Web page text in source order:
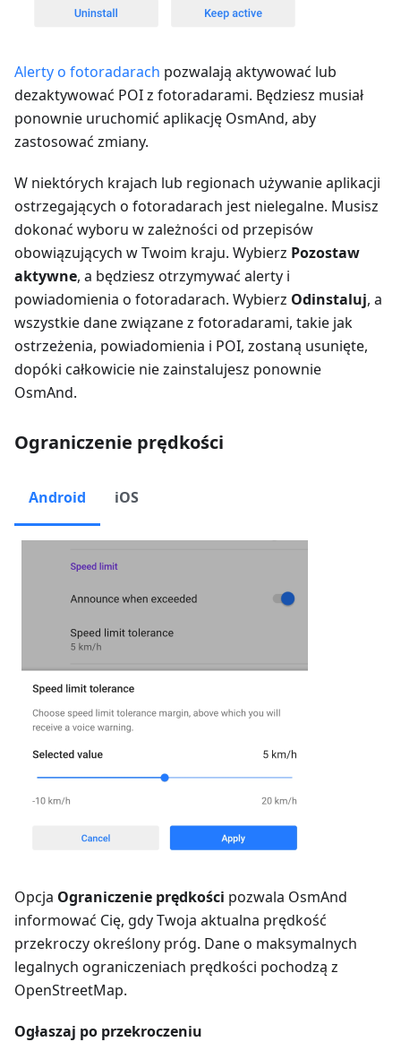
Alerty o fotoradarach pozwalają aktywować lub
dezaktywować POI z fotoradarami. Będziesz musiał
ponownie uruchomić aplikację OsmAnd, aby
zastosować zmiany.
W niektórych krajach lub regionach używanie aplikacji
ostrzegających o fotoradarach jest nielegalne. Musisz
dokonać wyboru w zależności od przepisów
obowiązujących w Twoim kraju. Wybierz Pozostaw
aktywne, a będziesz otrzymywać alerty i
powiadomienia o fotoradarach. Wybierz Odinstaluj, a
wszystkie dane związane z fotoradarami, takie jak
ostrzeżenia, powiadomienia i POI, zostaną usunięte,
dopóki całkowicie nie zainstalujesz ponownie
OsmAnd.
Ograniczenie prędkości
Android iOS
Opcja Ograniczenie prędkości pozwala OsmAnd
informować Cię, gdy Twoja aktualna prędkość
przekroczy określony próg. Dane o maksymalnych
legalnych ograniczeniach prędkości pochodzą z
OpenStreetMap.
Ogłaszaj po przekroczeniu